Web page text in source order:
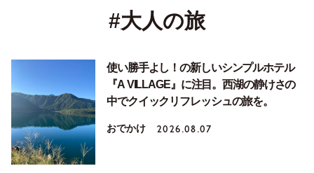
#大人の旅
使い勝手よし！の新しいシンプルホテル
『A VILLAGE』に注目。西湖の静けさの
中でクイックリフレッシュの旅を。
おでかけ 2026.08.07